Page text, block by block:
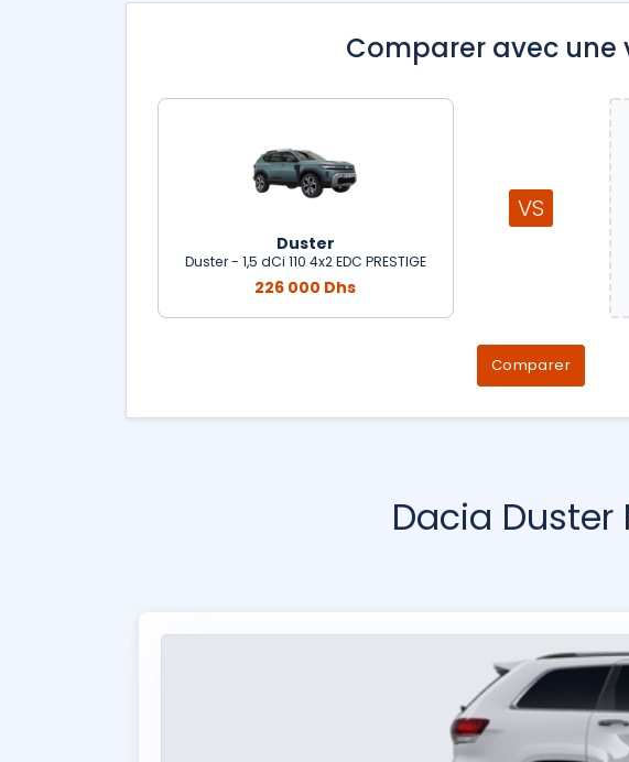
Comparer avec une
Duster
Duster - 1,5 dCi 110 4x2 EDC PRESTIGE
226 000 Dhs
VS
Comparer
Dacia